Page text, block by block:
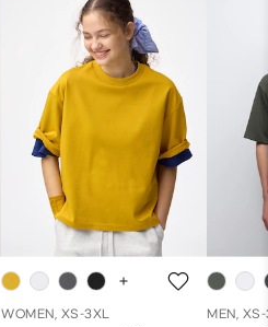
WOMEN, XS-3XL MEN,